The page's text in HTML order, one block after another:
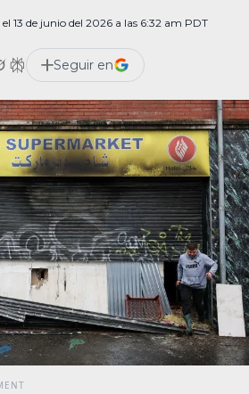
el 13 de junio del 2026 a las 6:32 am PDT
Seguir en